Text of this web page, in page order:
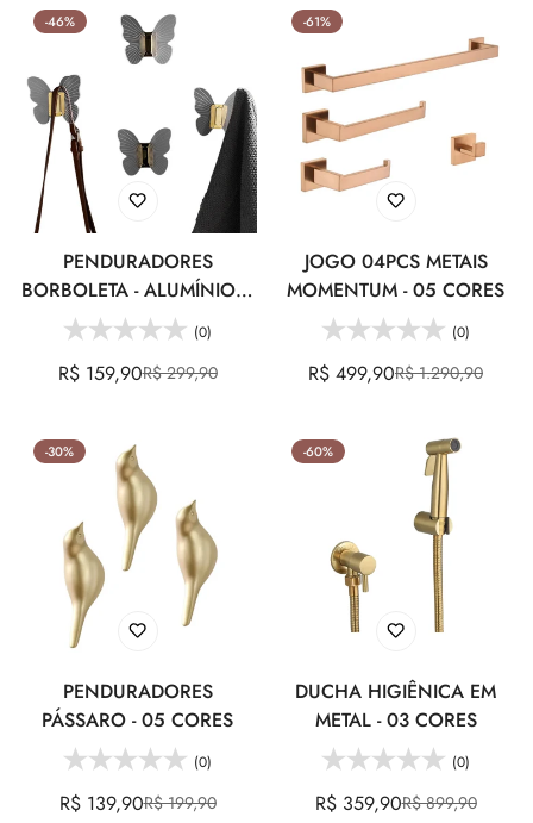
-46%
PENDURADORES
BORBOLETA - ALUMÍNIO &
ACRÍLICO
(0)
Preço
R$ 159,90Preço
R$ 299,90
-61%
JOGO 04PCS METAIS
MOMENTUM - 05 CORES
(0)
Preço
venda
R$ 499,90Preço
R$ 1.290,90
-30%
PENDURADORES
PÁSSARO - 05 CORES
(0)
Preço
R$ 139,90Preço
R$ 199,90
-60%
DUCHA HIGIÊNICA EM
METAL - 03 CORES
(0)
Preço
R$ 359,90Preço
R$ 899,90